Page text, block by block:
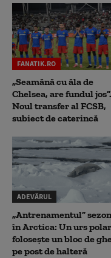
FANATIK.RO
„Seamănă cu ăla de
Chelsea, are fundul jos”.
Noul transfer al FCSB,
subiect de caterincă
ADEVĂRUL
„Antrenamentul”
în Arctica: Un urs polar
folosește un bloc de
pe post de halteră